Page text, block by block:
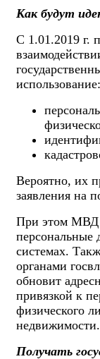
Как будут
С 1.01.2019 г.
использование:
Вероятно, их
заявления на
При этом МВД
персональные
системах.
органами
обновит
привязкой к
физического
недвижимости.
Получать